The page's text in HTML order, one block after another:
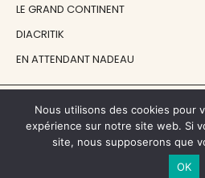
LE GRAND CONTINENT
DIACRITIK
EN ATTENDANT NADEAU
NOS SOUTIENS
CENTRE NATIONAL DU LIVRE
Nous utilisons des cookies pour
expérience sur notre site web. Si
site, nous supposerons que
OK